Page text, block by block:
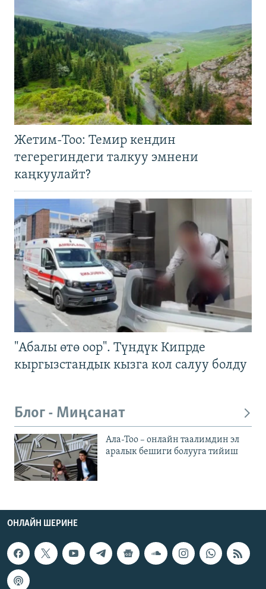
Жетим-Тоо: Темир кендин
тегерегиндеги талкуу эмнени
каңкуулайт?
"Абалы өтө оор". Түндүк Кипрде
кыргызстандык кызга кол салуу болду
Блог - Миңсанат
Ала-Тоо – онлайн таалимдин эл
аралык бешиги болууга тийиш
ОНЛАЙН ШЕРИНЕ